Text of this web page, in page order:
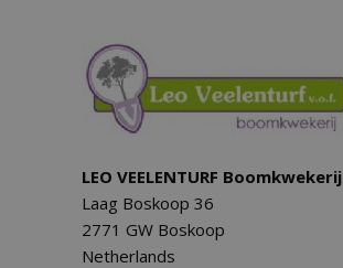
LEO VEELENTURF Boomkwekerij
Laag Boskoop 36
2771 GW Boskoop
Netherlands